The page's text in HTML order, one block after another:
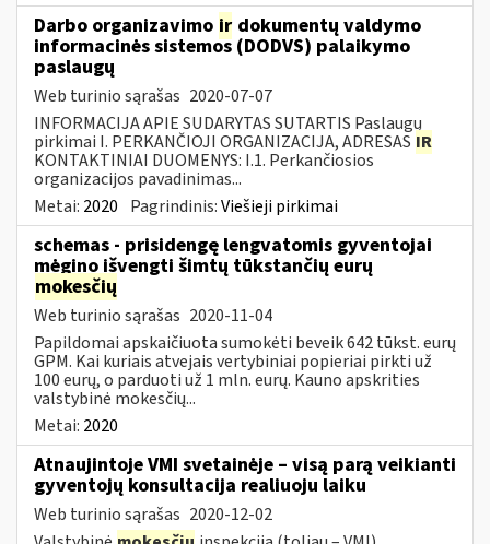
Darbo organizavimo ir dokumentų valdymo
informacinės sistemos (DODVS) palaikymo
paslaugų
Web turinio sąrašas 2020-07-07
INFORMACIJA APIE SUDARYTAS SUTARTIS Paslaugų
pirkimai I. PERKANČIOJI ORGANIZACIJA, ADRESAS IR
KONTAKTINIAI DUOMENYS: I.1. Perkančiosios
organizacijos pavadinimas...
Metai: 2020 Pagrindinis:Viešieji pirkimai
schemas - prisidengę lengvatomis gyventojai
mėgino išvengti šimtų tūkstančių eurų
mokesčių
Web turinio sąrašas 2020-11-04
Papildomai apskaičiuota sumokėti beveik 642 tūkst. eurų
GPM. Kai kuriais atvejais vertybiniai popieriai pirkti už
100 eurų, o parduoti už 1 mln. eurų. Kauno apskrities
valstybinė mokesčių...
Metai: 2020
Atnaujintoje VMI svetainėje – visą parą veikianti
gyventojų konsultacija realiuoju laiku
Web turinio sąrašas 2020-12-02